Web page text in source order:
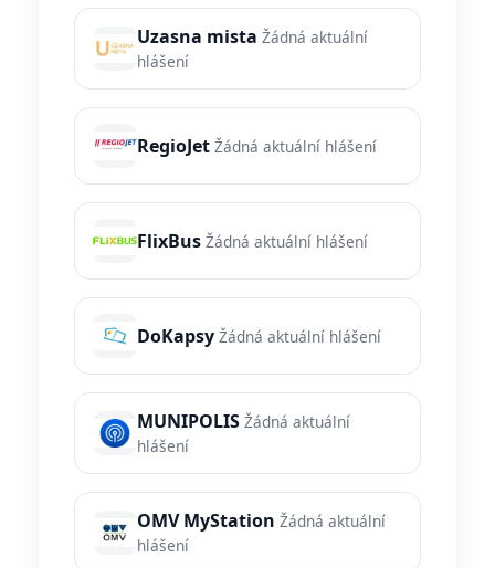
Uzasna mista Žádná aktuální
hlášení
RegioJet Žádná aktuální hlášení
FlixBus Žádná aktuální hlášení
DoKapsy Žádná aktuální hlášení
MUNIPOLIS Žádná aktuální
hlášení
OMV MyStation Žádná aktuální
hlášení